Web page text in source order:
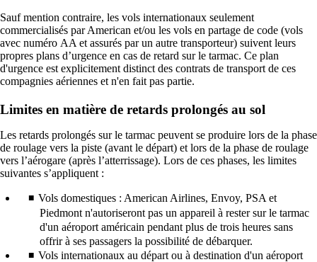
Sauf mention contraire, les vols internationaux seulement
commercialisés par American et/ou les vols en partage de code (vols
avec numéro AA et assurés par un autre transporteur) suivent leurs
propres plans d’urgence en cas de retard sur le tarmac. Ce plan
d'urgence est explicitement distinct des contrats de transport de ces
compagnies aériennes et n'en fait pas partie.
Limites en matière de retards prolongés au sol
Les retards prolongés sur le tarmac peuvent se produire lors de la phase
de roulage vers la piste (avant le départ) et lors de la phase de roulage
vers l’aérogare (après l’atterrissage). Lors de ces phases, les limites
suivantes s’appliquent :
Vols domestiques : American Airlines, Envoy, PSA et
Piedmont n'autoriseront pas un appareil à rester sur le tarmac
d'un aéroport américain pendant plus de trois heures sans
offrir à ses passagers la possibilité de débarquer.
Vols internationaux au départ ou à destination d'un aéroport